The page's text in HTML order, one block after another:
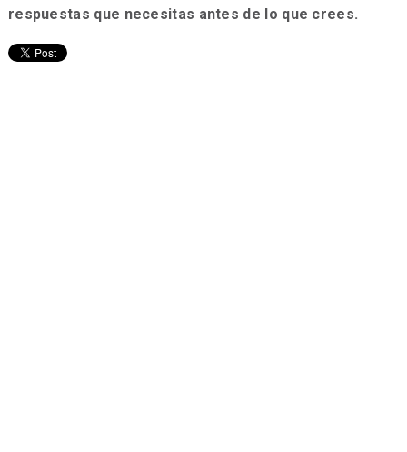
respuestas que necesitas antes de lo que crees.